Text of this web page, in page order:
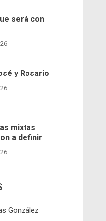
será con
y Rosario
mixtas
a definir
González